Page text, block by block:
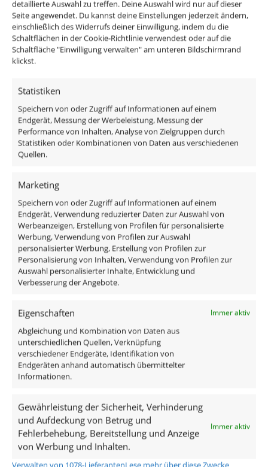
detaillierte Auswahl zu treffen. Deine Auswahl wird nur auf dieser
Seite angewendet. Du kannst deine Einstellungen jederzeit ändern,
einschließlich des Widerrufs deiner Einwilligung, indem du die
Schaltflächen in der Cookie-Richtlinie verwendest oder auf die
Schaltfläche "Einwilligung verwalten" am unteren Bildschirmrand
klickst.
Statistiken
Speichern von oder Zugriff auf Informationen auf einem
Endgerät, Messung der Werbeleistung, Messung der
Performance von Inhalten, Analyse von Zielgruppen durch
Statistiken oder Kombinationen von Daten aus verschiedenen
Quellen.
Marketing
Speichern von oder Zugriff auf Informationen auf einem
Endgerät, Verwendung reduzierter Daten zur Auswahl von
Werbeanzeigen, Erstellung von Profilen für personalisierte
Werbung, Verwendung von Profilen zur Auswahl
personalisierter Werbung, Erstellung von Profilen zur
Personalisierung von Inhalten, Verwendung von Profilen zur
Auswahl personalisierter Inhalte, Entwicklung und
Verbesserung der Angebote.
Eigenschaften Immer aktiv
Abgleichung und Kombination von Daten aus
unterschiedlichen Quellen, Verknüpfung
verschiedener Endgeräte, Identifikation von
Endgeräten anhand automatisch übermittelter
Informationen.
Gewährleistung der Sicherheit, Verhinderung
und Aufdeckung von Betrug und
Fehlerbehebung, Bereitstellung und Anzeige
von Werbung und Inhalten.
Immer aktiv
Standard Einbaurahmen für Leuchtmittel mit einem
Kopf-Durchmesser von 50mm
Oder bestelle direkt unsere fertigen Einbauleuchten
Technische Daten
Gesamtmaße
50×50×52mm
Spannung (V)
AC/DC 12V
Leistung (W)
7W
Glühbirnenersatz
Dimmbarkeit
Ja
Abstrahlwinkel
120° Milchglas
Lichtstrom (Lumen)
500lm (2700K (Warmweiß)),520lm(3000K
Mehr anzeigen
Ähnliche Produkte